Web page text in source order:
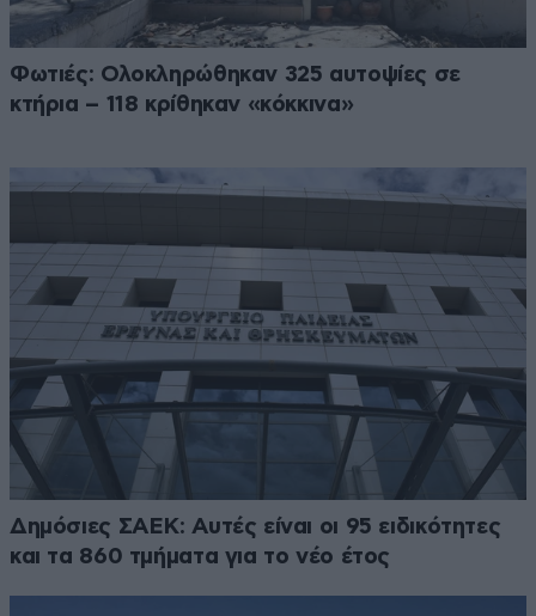
Φωτιές: Ολοκληρώθηκαν 325 αυτοψίες σε
κτήρια – 118 κρίθηκαν «κόκκινα»
Δημόσιες ΣΑΕΚ: Αυτές είναι οι 95 ειδικότητες
και τα 860 τμήματα για το νέο έτος